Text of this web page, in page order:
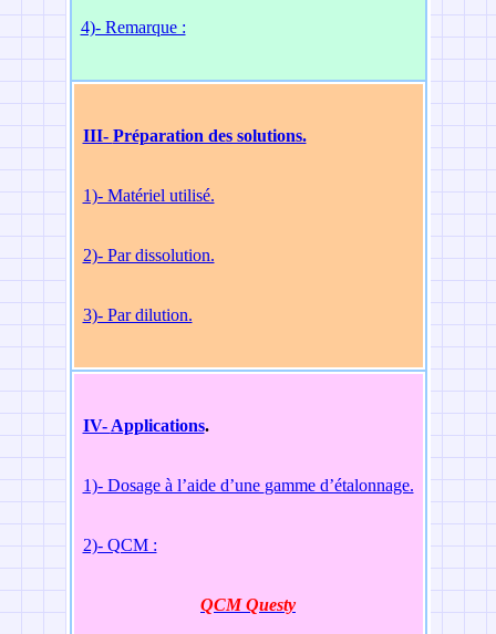
4)- Remarque :
III- Préparation des solutions.
1)- Matériel utilisé.
2)- Par dissolution.
3)- Par dilution.
IV- Applications.
1)- Dosage à l’aide d’une gamme d’étalonnage.
2)- QCM :
QCM Questy